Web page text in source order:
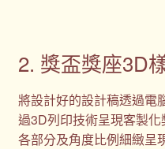
2. 獎盃獎座3D
將設計好的設計稿透過電
過3D列印技術呈現客製
各部分及角度比例細緻呈